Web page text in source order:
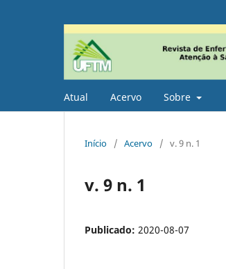
Atual Acervo Sobre
Início / Acervo / v. 9 n. 1
v. 9 n. 1
Publicado: 2020-08-07